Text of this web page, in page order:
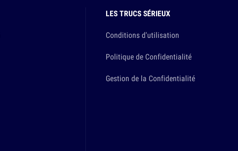
LES TRUCS SÉRIEUX
Conditions d'utilisation
Politique de Confidentialité
Gestion de la Confidentialité